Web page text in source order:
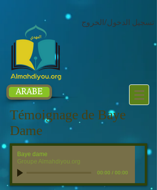
تسجيل الدخول/الخروج
ARABE
Témoignage de Baye
Dame
Baye dame
Groupe Almahdiyou.org
00:00 / 00:00